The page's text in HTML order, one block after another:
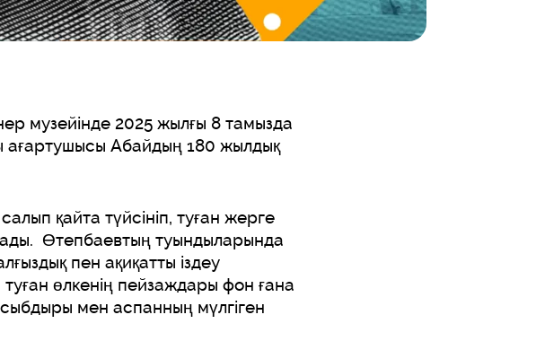
музейінде 2025 жылғы 8 тамызда
ағартушысы Абайдың 180 жылдық
қайта түйсініп, туған жерге
Өтепбаевтың туындыларында
пен ақиқатты іздеу
өлкенің пейзаждары фон ғана
мен аспанның мүлгіген